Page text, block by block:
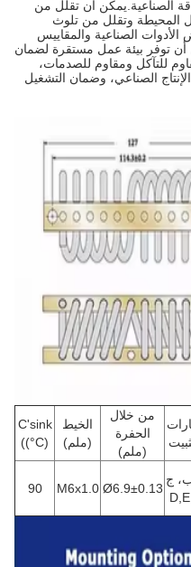
الصناعية.يمكن أن تقلل من
المحيطة وتقلل من تلوث
الصناعية والمقاييس
توفر بيئة عمل مستقرة لضمان
للتآكل ومقاوم للصدمات،
الصناعي، وضمان التشغيل
من خلال
الحفرة
(ملم)
الخيط
(ملم)
C'sink
((°C)
ج
Ø6.9±0.13
M6x1.0
90